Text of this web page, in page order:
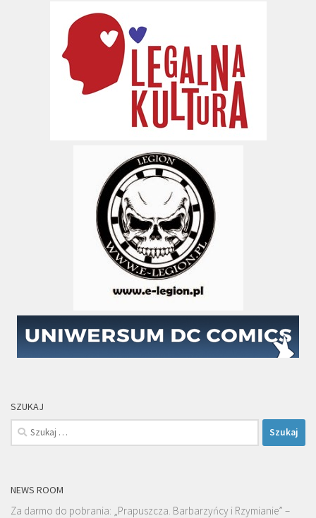
SZUKAJ
Szukaj:
NEWS ROOM
Za darmo do pobrania: „Prapuszcza. Barbarzyńcy i Rzymianie” –